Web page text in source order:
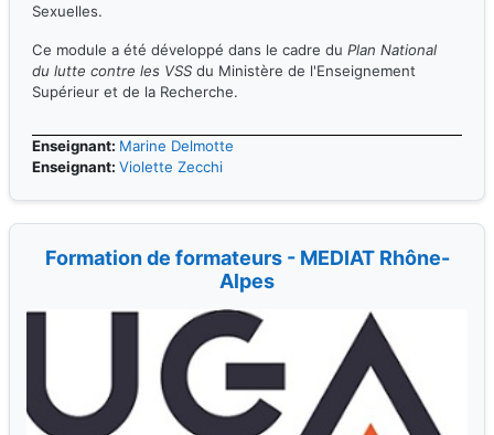
Sexuelles.
Ce module a été développé dans le cadre du Plan National
du lutte contre les VSS du Ministère de l'Enseignement
Supérieur et de la Recherche.
Enseignant: Marine Delmotte
Enseignant: Violette Zecchi
Formation de formateurs - MEDIAT Rhône-
Alpes